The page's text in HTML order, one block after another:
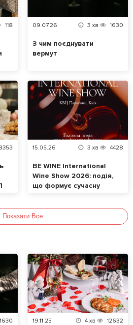
118 09.07.26 3 хв 1630
З чим поєднувати
вермут
15.05.26 3 хв 4428
BE WINE International
Wine Show 2026: подія,
що формує сучасну
Показати Все
1630 19.11.25 4 хв 12632